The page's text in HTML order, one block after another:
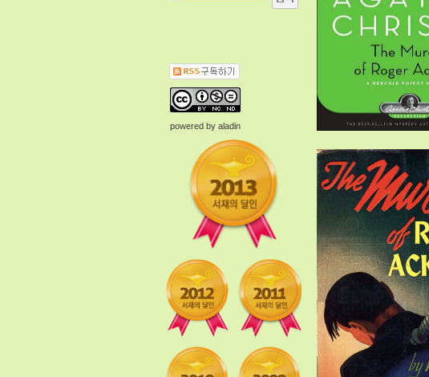
powered by aladin